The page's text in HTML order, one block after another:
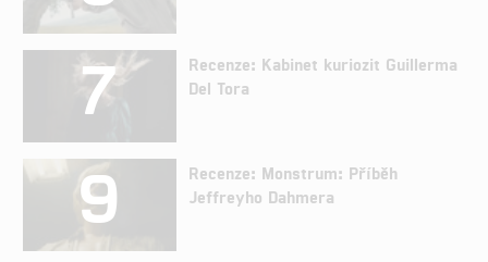
7
Recenze: Kabinet kuriozit Guillerma
Del Tora
9
Recenze: Monstrum: Příběh
Jeffreyho Dahmera